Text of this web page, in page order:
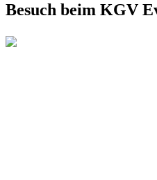
Besuch beim KGV